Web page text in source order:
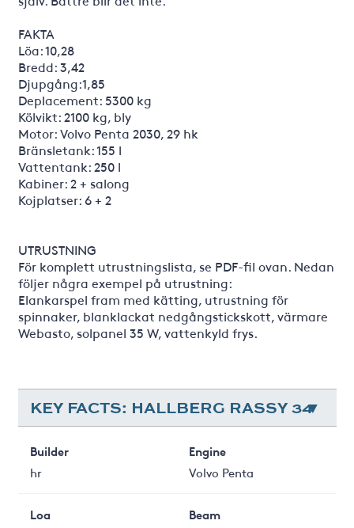
FAKTA
Löa: 10,28
Bredd: 3,42
Djupgång:1,85
Deplacement: 5300 kg
Kölvikt: 2100 kg, bly
Motor: Volvo Penta 2030, 29 hk
Bränsletank: 155 l
Vattentank: 250 l
Kabiner: 2 + salong
Kojplatser: 6 + 2
UTRUSTNING
För komplett utrustningslista, se PDF-fil ovan. Nedan
följer några exempel på utrustning:
Elankarspel fram med kätting, utrustning för
spinnaker, blanklackat nedgångstickskott, värmare
Webasto, solpanel 35 W, vattenkyld frys.
KEY FACTS: HALLBERG RASSY 34
Builder
hr
Engine
Volvo Penta
Loa
Beam